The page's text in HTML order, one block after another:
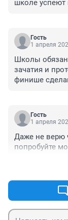
школе успеют
Гость
1 апреля
Школы
зачатия и
финише
Гость
1 апреля
Даже не верю
попробуйте